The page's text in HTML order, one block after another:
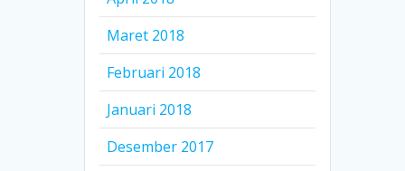
Maret 2018
Februari 2018
Januari 2018
Desember 2017